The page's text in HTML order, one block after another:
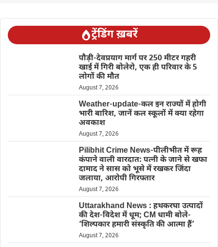
ट्रेंडिंग ख़बरें
पौड़ी-देवप्रयाग मार्ग पर 250 मीटर गहरी
खाई में गिरी बोलेरो, एक ही परिवार के 5
लोगों की मौत
August 7, 2026
Weather-update-कल इन राज्यों में होगी
भारी बारिश, जानें कल स्कूलों में क्या रहेगा
अवकाश
August 7, 2026
Pilibhit Crime News-पीलीभीत में रूह
कंपाने वाली वारदात: पत्नी के जाने से खफा
दामाद ने सास को भूसे में रखकर जिंदा
जलाया, आरोपी गिरफ्तार
August 7, 2026
Uttarakhand News : हथकरघा उत्पादों
की देश-विदेश में धूम; CM धामी बोले-
‘शिल्पकार हमारी संस्कृति की आत्मा हैं’
August 7, 2026